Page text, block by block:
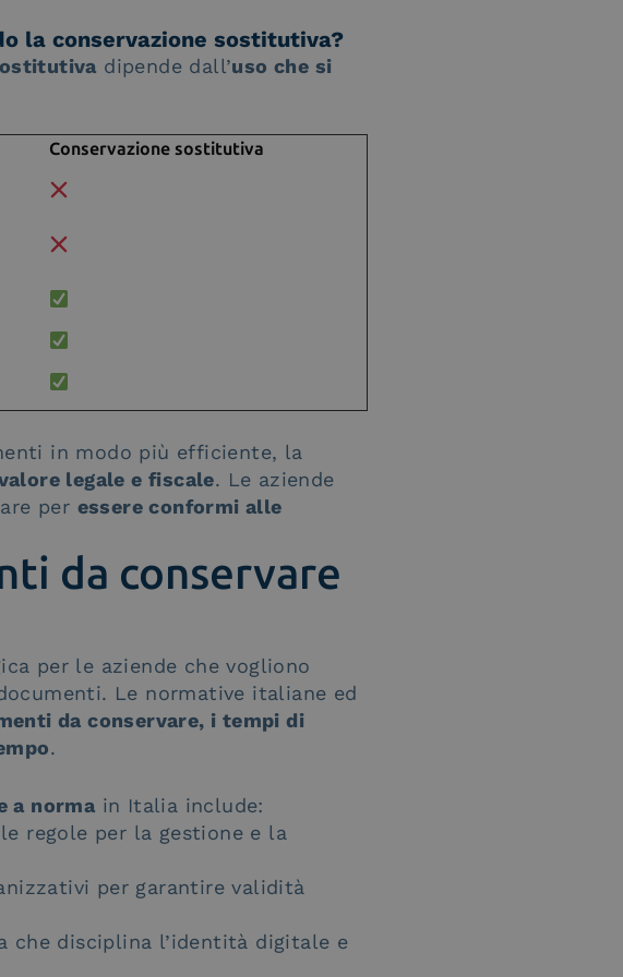
la conservazione sostitutiva?
dipende dall’uso che si
Conservazione sostitutiva
in modo più efficiente, la
legale e fiscale. Le aziende
per essere conformi alle
da conservare
per le aziende che vogliono
Le normative italiane ed
da conservare, i tempi di
.
a norma in Italia include:
regole per la gestione e la
per garantire validità
che disciplina l’identità digitale e